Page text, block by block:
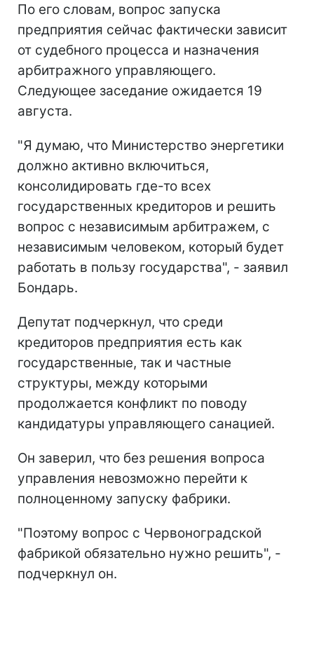
По его словам, вопрос запуска
предприятия сейчас фактически зависит
от судебного процесса и назначения
арбитражного управляющего.
Следующее заседание ожидается 19
августа.
"Я думаю, что Министерство энергетики
должно активно включиться,
консолидировать где-то всех
государственных кредиторов и решить
вопрос с независимым арбитражем, с
независимым человеком, который будет
работать в пользу государства", - заявил
Бондарь.
Депутат подчеркнул, что среди
кредиторов предприятия есть как
государственные, так и частные
структуры, между которыми
продолжается конфликт по поводу
кандидатуры управляющего санацией.
Он заверил, что без решения вопроса
управления невозможно перейти к
полноценному запуску фабрики.
"Поэтому вопрос с Червоноградской
фабрикой обязательно нужно решить", -
подчеркнул он.